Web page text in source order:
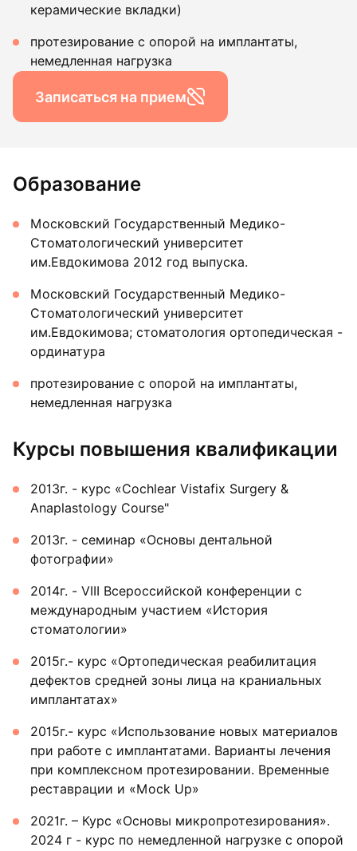
керамические вкладки)
протезирование с опорой на имплантаты,
немедленная нагрузка
Записаться на прием
Образование
Московский Государственный Медико-
Стоматологический университет
им.Евдокимова 2012 год выпуска.
Московский Государственный Медико-
Стоматологический университет
им.Евдокимова; стоматология ортопедическая -
ординатура
протезирование с опорой на имплантаты,
немедленная нагрузка
Курсы повышения квалификации
2013г. - курс «Cochlear Vistafix Surgery &
Anaplastology Course"
2013г. - семинар «Основы дентальной
фотографии»
2014г. - VIII Всероссийской конференции с
международным участием «История
стоматологии»
2015г.- курс «Ортопедическая реабилитация
дефектов средней зоны лица на краниальных
имплантатах»
2015г.- курс «Использование новых материалов
при работе с имплантатами. Варианты лечения
при комплексном протезировании. Временные
реставрации и «Mock Up»
2021г. – Курс «Основы микропротезирования».
2024 г - курс по немедленной нагрузке с опорой